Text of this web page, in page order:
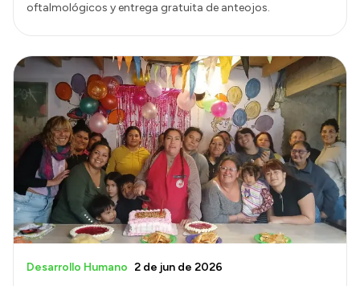
oftalmológicos y entrega gratuita de anteojos.
Desarrollo Humano 2 de jun de 2026